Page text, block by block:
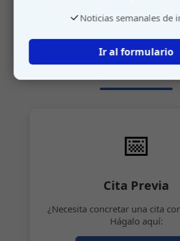
Gestione su cita o envíenos sus
manera rápida y
📅
Cita Previa
¿Necesita concretar una cita
Hágalo aquí:
Noticias semanales de
Ir al formulario